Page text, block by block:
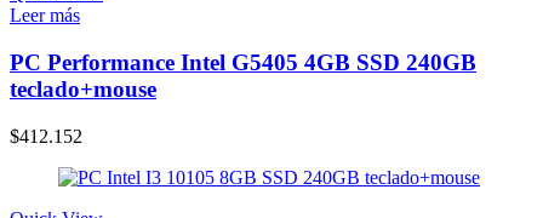
Leer más
PC Performance Intel G5405 4GB SSD 240GB
teclado+mouse
$412.152